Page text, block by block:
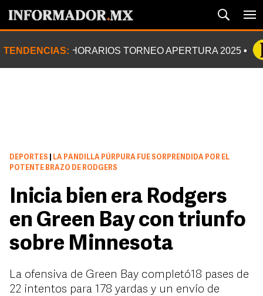
TENDENCIAS: HORARIOS TORNEO APERTURA 2025
DEPORTES
LA PANDILLA PÚRPURA FUE SORPRENDIDA POR EL
POTENTE BRAZO DE RODGERS
Inicia bien era Rodgers
en Green Bay con triunfo
sobre Minnesota
La ofensiva de Green Bay completó18 pases de
22 intentos para 178 yardas y un envío de